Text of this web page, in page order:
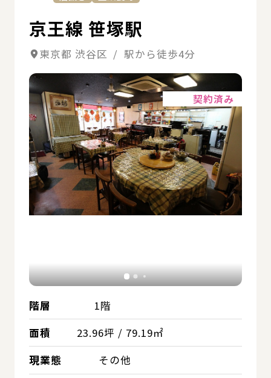
京王線 笹塚駅
東京都 渋谷区 / 駅から徒歩4分
契約済み
階層
1階
面積
23.96坪 / 79.19㎡
現業態
その他